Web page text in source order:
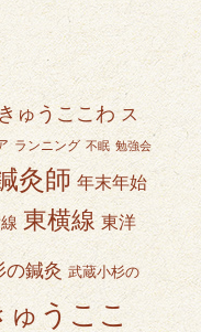
ゅうここわ ス
ランニング 不眠 勉強会
灸師 年末年始
東横線 東洋
の鍼灸 武蔵小杉の
うここ